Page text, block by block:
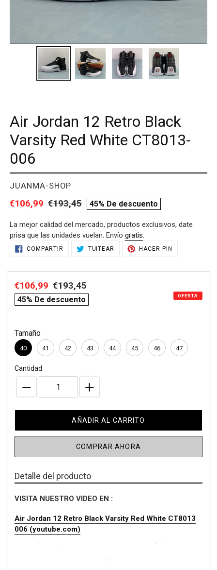
Air Jordan 12 Retro Black
Varsity Red White CT8013-
006
PROVEEDOR
JUANMA-SHOP
Precio
venta
€106,99 Precio
€193,45
compare
45% De descuento
La mejor calidad del mercado, productos exclusivos, date
prisa que las unidades vuelan. Envío gratis.
Agregando
tu
carrito
COMPARTIR COMPARTIRTUITEAR TUITEARHACER PIN
Precio
de
€106,99 Precio
habitual
€193,45
45% De descuento OFERTA
Tamaño
40 41 42 43 44 45 46 47
Cantidad
AÑADIR AL CARRITO
COMPRAR AHORA
Detalle del producto
VISITA NUESTRO VIDEO EN :
Air Jordan 12 Retro Black Varsity Red White CT8013
006 (youtube.com)